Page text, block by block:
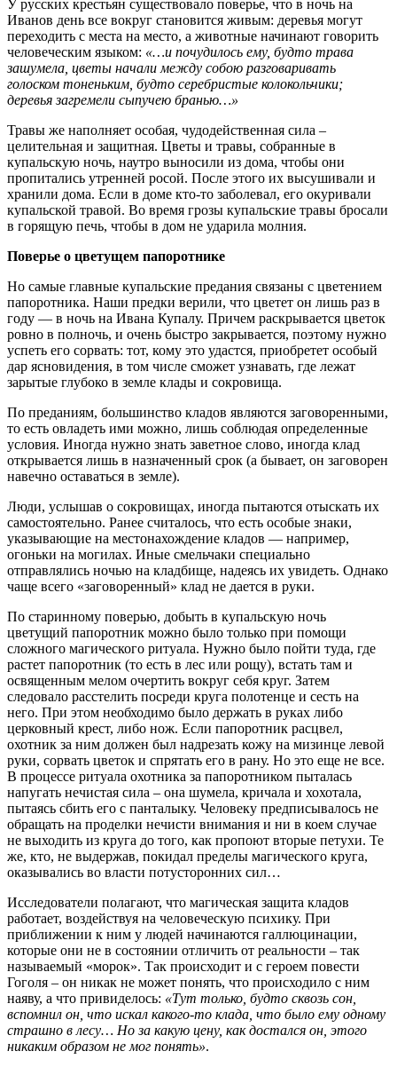
У русских крестьян существовало поверье, что в ночь на
Иванов день все вокруг становится живым: деревья могут
переходить с места на место, а животные начинают говорить
человеческим языком: «…и почудилось ему, будто трава
зашумела, цветы начали между собою разговаривать
голоском тоненьким, будто серебристые колокольчики;
деревья загремели сыпучею бранью…»
Травы же наполняет особая, чудодейственная сила –
целительная и защитная. Цветы и травы, собранные в
купальскую ночь, наутро выносили из дома, чтобы они
пропитались утренней росой. После этого их высушивали и
хранили дома. Если в доме кто-то заболевал, его окуривали
купальской травой. Во время грозы купальские травы бросали
в горящую печь, чтобы в дом не ударила молния.
Поверье о цветущем папоротнике
Но самые главные купальские предания связаны с цветением
папоротника. Наши предки верили, что цветет он лишь раз в
году — в ночь на Ивана Купалу. Причем раскрывается цветок
ровно в полночь, и очень быстро закрывается, поэтому нужно
успеть его сорвать: тот, кому это удастся, приобретет особый
дар ясновидения, в том числе сможет узнавать, где лежат
зарытые глубоко в земле клады и сокровища.
По преданиям, большинство кладов являются заговоренными,
то есть овладеть ими можно, лишь соблюдая определенные
условия. Иногда нужно знать заветное слово, иногда клад
открывается лишь в назначенный срок (а бывает, он заговорен
навечно оставаться в земле).
Люди, услышав о сокровищах, иногда пытаются отыскать их
самостоятельно. Ранее считалось, что есть особые знаки,
указывающие на местонахождение кладов — например,
огоньки на могилах. Иные смельчаки специально
отправлялись ночью на кладбище, надеясь их увидеть. Однако
чаще всего «заговоренный» клад не дается в руки.
По старинному поверью, добыть в купальскую ночь
цветущий папоротник можно было только при помощи
сложного магического ритуала. Нужно было пойти туда, где
растет папоротник (то есть в лес или рощу), встать там и
освященным мелом очертить вокруг себя круг. Затем
следовало расстелить посреди круга полотенце и сесть на
него. При этом необходимо было держать в руках либо
церковный крест, либо нож. Если папоротник расцвел,
охотник за ним должен был надрезать кожу на мизинце левой
руки, сорвать цветок и спрятать его в рану. Но это еще не все.
В процессе ритуала охотника за папоротником пыталась
напугать нечистая сила – она шумела, кричала и хохотала,
пытаясь сбить его с панталыку. Человеку предписывалось не
обращать на проделки нечисти внимания и ни в коем случае
не выходить из круга до того, как пропоют вторые петухи. Те
же, кто, не выдержав, покидал пределы магического круга,
оказывались во власти потусторонних сил…
Исследователи полагают, что магическая защита кладов
работает, воздействуя на человеческую психику. При
приближении к ним у людей начинаются галлюцинации,
которые они не в состоянии отличить от реальности – так
называемый «морок». Так происходит и с героем повести
Гоголя – он никак не может понять, что происходило с ним
наяву, а что привиделось: «Тут только, будто сквозь сон,
вспомнил он, что искал какого-то клада, что было ему одному
страшно в лесу… Но за какую цену, как достался он, этого
никаким образом не мог понять».